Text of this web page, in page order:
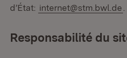
d’État: internet@stm.bwl.de
Responsabilité du